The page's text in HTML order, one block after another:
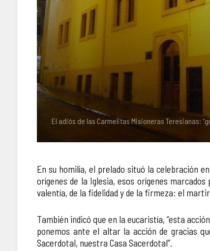
El adiós de las Carmelitas Misioneras Teresianas:
En su homilía, el prelado situó la celebración
orígenes de la Iglesia, esos orígenes
valentía, de la fidelidad y de la firmeza: el
También indicó que en la eucaristía, “esta
ponemos ante el altar la acción de gracias
Sacerdotal, nuestra Casa Sacerdotal”.